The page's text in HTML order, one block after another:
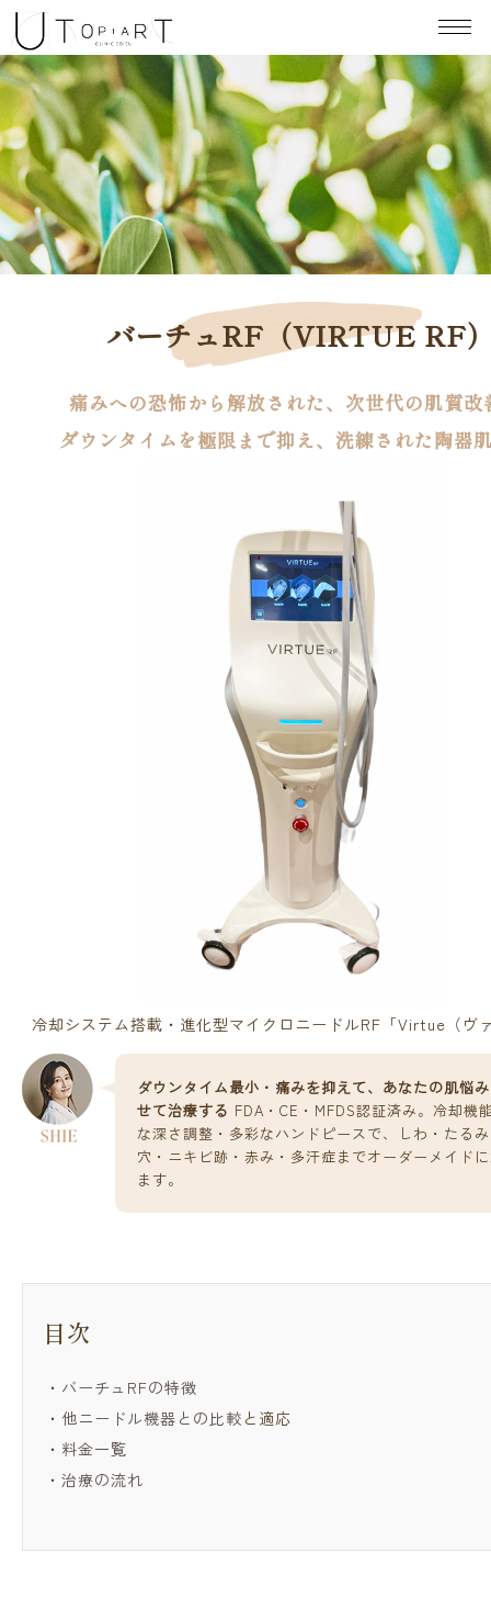
CN
バーチュRF（VIRTUE RF
痛みへの恐怖から解放された、次世代の肌質改
ダウンタイムを極限まで抑え、洗練された陶器
冷却システム搭載・進化型マイクロニードルRF「Virtue（ヴ
ダウンタイム最小・痛みを抑えて、あなたの肌悩
せて治療する FDA・CE・MFDS認証済み。冷却機
な深さ調整・多彩なハンドピースで、しわ・たる
穴・ニキビ跡・赤み・多汗症までオーダーメイド
ます。
・ バーチュRFの特徴
・ 他ニードル機器との比較 と適応
・ 料金一覧
・ 治療の流れ